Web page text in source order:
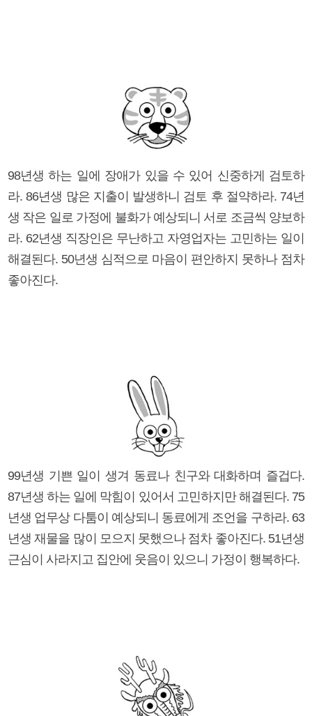
98년생 하는 일에 장애가 있을 수 있어 신중하게 검토하
라. 86년생 많은 지출이 발생하니 검토 후 절약하라. 74년
생 작은 일로 가정에 불화가 예상되니 서로 조금씩 양보하
라. 62년생 직장인은 무난하고 자영업자는 고민하는 일이
해결된다. 50년생 심적으로 마음이 편안하지 못하나 점차
좋아진다.
99년생 기쁜 일이 생겨 동료나 친구와 대화하며 즐겁다.
87년생 하는 일에 막힘이 있어서 고민하지만 해결된다. 75
년생 업무상 다툼이 예상되니 동료에게 조언을 구하라. 63
년생 재물을 많이 모으지 못했으나 점차 좋아진다. 51년생
근심이 사라지고 집안에 웃음이 있으니 가정이 행복하다.